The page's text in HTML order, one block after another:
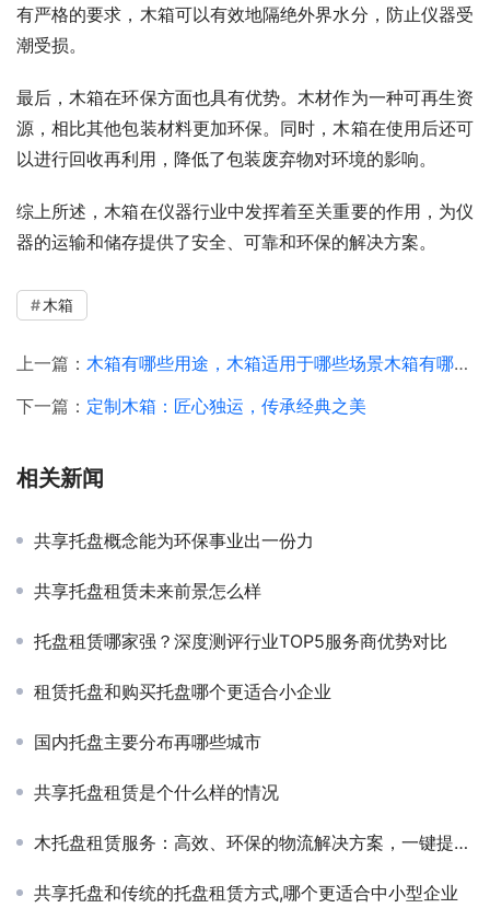
有严格的要求，木箱可以有效地隔绝外界水分，防止仪器受
潮受损。
最后，木箱在环保方面也具有优势。木材作为一种可再生资
源，相比其他包装材料更加环保。同时，木箱在使用后还可
以进行回收再利用，降低了包装废弃物对环境的影响。
综上所述，木箱在仪器行业中发挥着至关重要的作用，为仪
器的运输和储存提供了安全、可靠和环保的解决方案。
木箱
上一篇： 木箱有哪些用途，木箱适用于哪些场景木箱有哪些用途，
下一篇： 定制木箱：匠心独运，传承经典之美
相关新闻
共享托盘概念能为环保事业出一份力
共享托盘租赁未来前景怎么样
托盘租赁哪家强？深度测评行业TOP5服务商优势对比
租赁托盘和购买托盘哪个更适合小企业
国内托盘主要分布再哪些城市
共享托盘租赁是个什么样的情况
木托盘租赁服务：高效、环保的物流解决方案，一键提升仓储效率！
共享托盘和传统的托盘租赁方式,哪个更适合中小型企业